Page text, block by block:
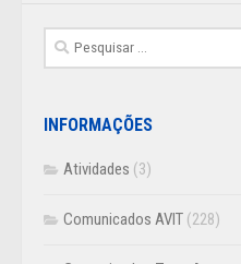
Pesquisar
por:
INFORMAÇÕES
Atividades (3)
Comunicados AVIT (228)